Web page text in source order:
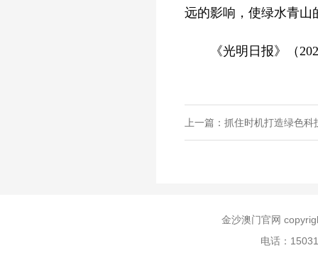
远的影响，使绿水青山
《光明日报》（
上一篇：抓住时机打造绿色科
金沙澳门官网
电话：